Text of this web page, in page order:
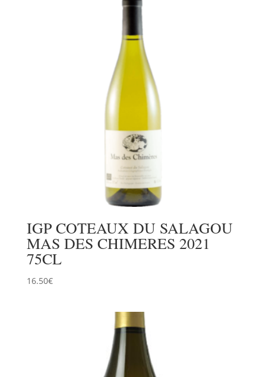
IGP COTEAUX DU SALAGOU
MAS DES CHIMERES 2021
75CL
16.50€